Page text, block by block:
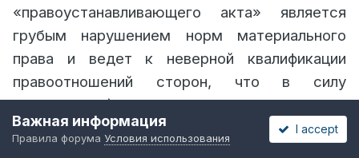
«правоустанавливающего акта» является
грубым нарушением норм материального
права и ведет к неверной квалификации
правоотношений сторон, что в силу
подпункта 4) части 1 статьи 427 ГПК РК
влечет безусловную отмену судебного акта.
Важная информация
Правила форума Условия использования
I accept